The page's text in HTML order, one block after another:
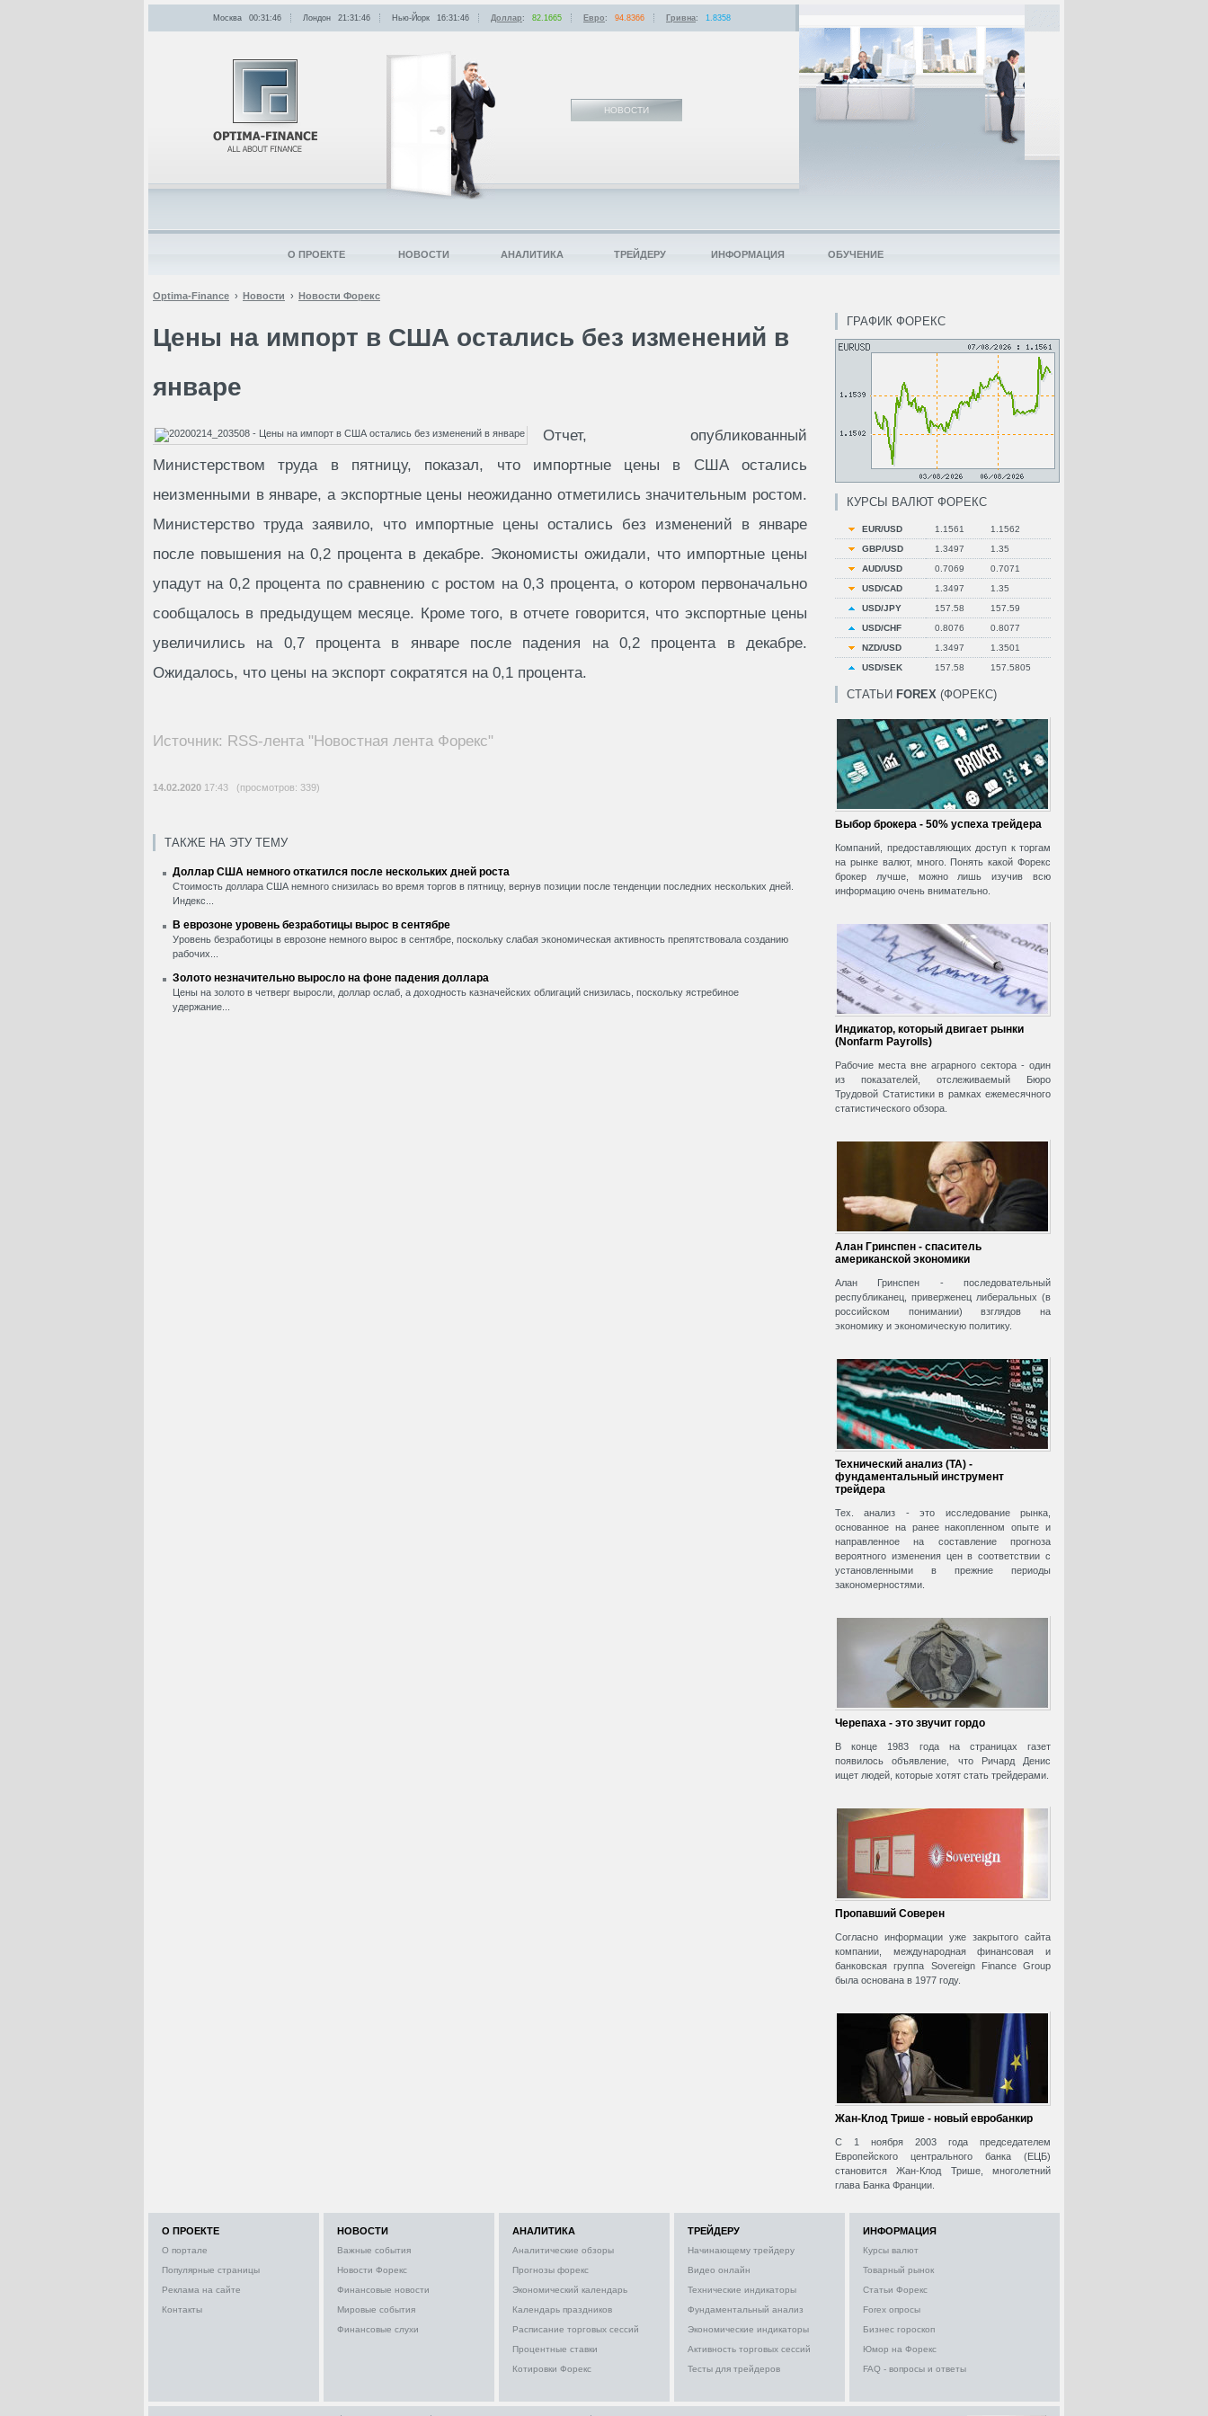
Optima-Finance Новости Новости Форекс
Цены на импорт в США остались без изменений в
январе
Отчет, опубликованный
Министерством труда в пятницу, показал, что импортные цены в США остались
неизменными в январе, а экспортные цены неожиданно отметились значительным ростом.
Министерство труда заявило, что импортные цены остались без изменений в январе
после повышения на 0,2 процента в декабре. Экономисты ожидали, что импортные цены
упадут на 0,2 процента по сравнению с ростом на 0,3 процента, о котором первоначально
сообщалось в предыдущем месяце. Кроме того, в отчете говорится, что экспортные цены
увеличились на 0,7 процента в январе после падения на 0,2 процента в декабре.
Ожидалось, что цены на экспорт сократятся на 0,1 процента.
Источник: RSS-лента "Новостная лента Форекс"
14.02.2020 17:43 (просмотров: 339)
ТАКЖЕ НА ЭТУ ТЕМУ
Доллар США немного откатился после нескольких дней роста
Стоимость доллара США немного снизилась во время торгов в пятницу, вернув позиции после тенденции последних нескольких дней.
Индекс...
В еврозоне уровень безработицы вырос в сентябре
Уровень безработицы в еврозоне немного вырос в сентябре, поскольку слабая экономическая активность препятствовала созданию
рабочих...
Золото незначительно выросло на фоне падения доллара
Цены на золото в четверг выросли, доллар ослаб, а доходность казначейских облигаций снизилась, поскольку ястребиное
удержание...
ГРАФИК ФОРЕКС
КУРСЫ ВАЛЮТ ФОРЕКС
EUR/USD 1.1561
1.1562
GBP/USD
1.3497
1.35
AUD/USD
0.7069
0.7071
USD/CAD
1.3497
1.35
USD/JPY
157.58
157.59
USD/CHF
0.8076
0.8077
NZD/USD
1.3497
1.3501
USD/SEK
157.58 157.5805
СТАТЬИ FOREX (ФОРЕКС)
Выбор брокера - 50% успеха трейдера
Компаний, предоставляющих доступ к торгам
на рынке валют, много. Понять какой Форекс
брокер лучше, можно лишь изучив всю
информацию очень внимательно.
Индикатор, который двигает рынки
(Nonfarm Payrolls)
Рабочие места вне аграрного сектора - один
из показателей, отслеживаемый Бюро
Трудовой Статистики в рамках ежемесячного
статистического обзора.
Алан Гринспен - спаситель
американской экономики
Алан Гринспен - последовательный
республиканец, приверженец либеральных (в
российском понимании) взглядов на
экономику и экономическую политику.
Технический анализ (ТА) -
фундаментальный инструмент
трейдера
Тех. анализ - это исследование рынка,
основанное на ранее накопленном опыте и
направленное на составление прогноза
вероятного изменения цен в соответствии с
установленными в прежние периоды
закономерностями.
Черепаха - это звучит гордо
В конце 1983 года на страницах газет
появилось объявление, что Ричард Денис
ищет людей, которые хотят стать трейдерами.
Пропавший Соверен
Согласно информации уже закрытого сайта
компании, международная финансовая и
банковская группа Sovereign Finance Group
была основана в 1977 году.
Жан-Клод Трише - новый евробанкир
С 1 ноября 2003 года председателем
Европейского центрального банка (ЕЦБ)
становится Жан-Клод Трише, многолетний
глава Банка Франции.
НОВОСТИ
Москва 00:31:46 Лондон 21:31:46 Нью-Йорк 16:31:46 Доллар: 82.1665 Евро: 94.8366 Гривна: 1.8358
О ПРОЕКТЕ НОВОСТИ АНАЛИТИКА ТРЕЙДЕРУ ИНФОРМАЦИЯ ОБУЧЕНИЕ
О ПРОЕКТЕ
О портале
Популярные страницы
Реклама на сайте
Контакты
НОВОСТИ
Важные события
Новости Форекс
Финансовые новости
Мировые события
Финансовые слухи
АНАЛИТИКА
Аналитические обзоры
Прогнозы форекс
Экономический календарь
Календарь праздников
Расписание торговых сессий
Процентные ставки
Котировки Форекс
ТРЕЙДЕРУ
Начинающему трейдеру
Видео онлайн
Технические индикаторы
Фундаментальный анализ
Экономические индикаторы
Активность торговых сессий
Тесты для трейдеров
ИНФОРМАЦИЯ
Курсы валют
Товарный рынок
Статьи Форекс
Forex опросы
Бизнес гороскоп
Юмор на Форекс
FAQ - вопросы и ответы